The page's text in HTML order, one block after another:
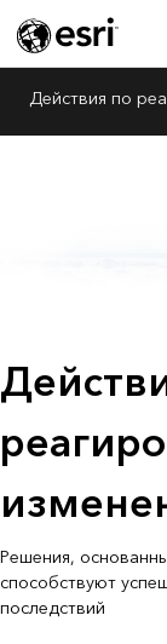
Действия по
Решения,
способствуют
последствий